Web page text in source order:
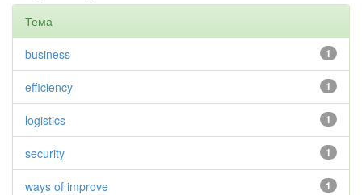
Тема
1
business
1
efficiency
1
logistics
1
security
1
ways of improve